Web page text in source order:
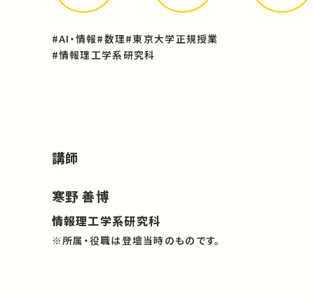
#AI・情報#数理#東京大学正規授業
#情報理工学系研究科
講師
寒野 善博
情報理工学系研究科
※所属・役職は登壇当時のものです。